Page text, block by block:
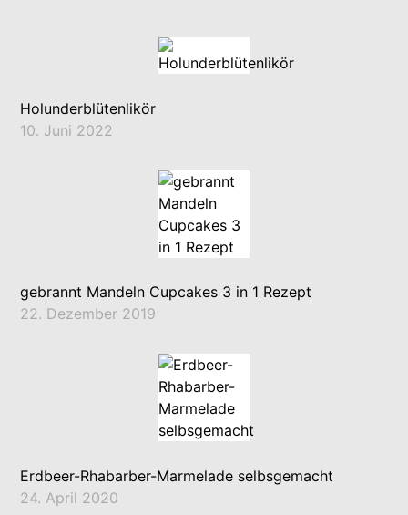
Holunderblütenlikör
10. Juni 2022
gebrannt Mandeln Cupcakes 3 in 1 Rezept
22. Dezember 2019
Erdbeer-Rhabarber-Marmelade selbsgemacht
24. April 2020